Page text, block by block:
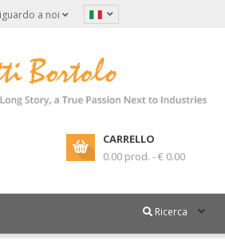
a noi
CARRELLO
0.00 prod. - € 0.00
Ricerca